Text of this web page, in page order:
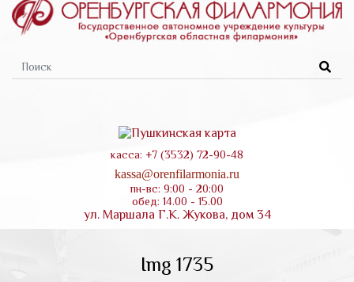
Форма
поиска
касса: +7 (3532) 72-90-48
kassa@orenfilarmonia.ru
пн-вс: 9:00 - 20:00
обед: 14.00 - 15.00
ул. Маршала Г.К. Жукова, дом 34
Img 1735